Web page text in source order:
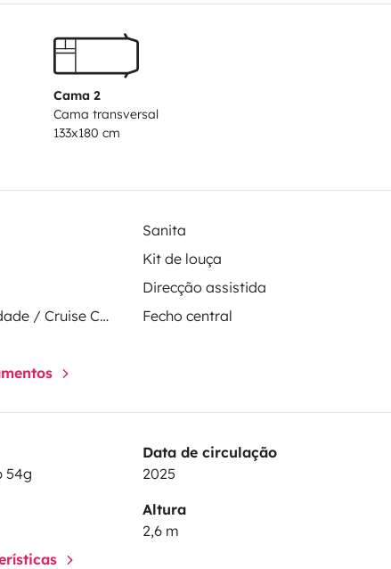
Cama 2
Cama transversal
133x180 cm
Sanita
Kit de louça
Direcção assistida
Regulador de velocidade / Cruise Control
Fecho central
54g
Data de circulação
2025
Altura
2,6 m